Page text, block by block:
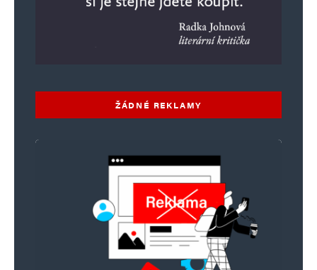
ŽÁDNÉ REKLAMY